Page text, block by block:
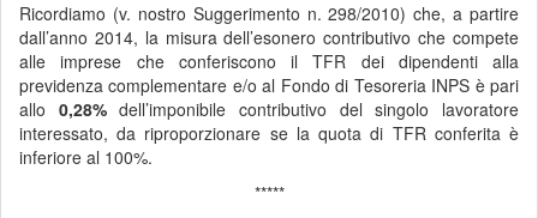
Ricordiamo (v. nostro Suggerimento n. 298/2010) che, a partire
dall’anno 2014, la misura dell’esonero contributivo che compete
alle imprese che conferiscono il TFR dei dipendenti alla
previdenza complementare e/o al Fondo di Tesoreria INPS è pari
allo 0,28%dell’imponibile contributivo del singolo lavoratore
interessato, da riproporzionare se la quota di TFR conferita è
inferiore al 100%.
*****